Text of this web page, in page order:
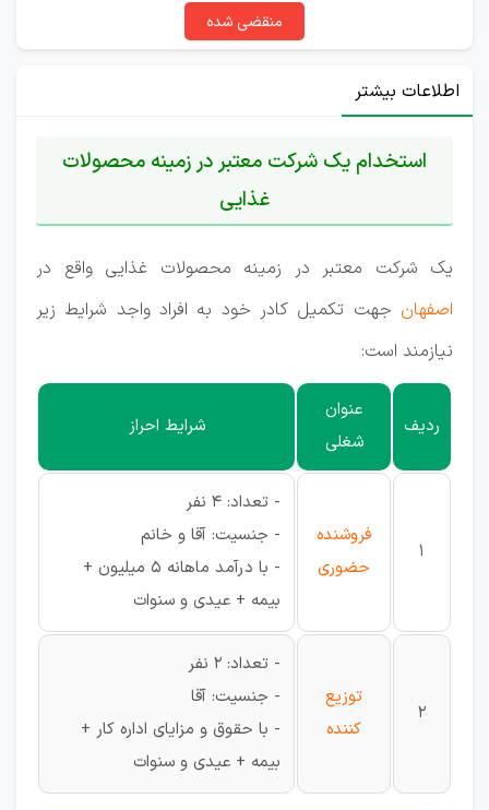
منقضی شده
اطلاعات بیشتر
استخدام یک شرکت معتبر در زمینه محصولات
غذایی
یک شرکت معتبر در زمینه محصولات غذایی واقع در
اصفهان جهت تکمیل کادر خود به افراد واجد شرایط زیر
نیازمند است:
ردیف
عنوان
شغلی
شرایط احراز
1
فروشنده
حضوری
- تعداد: 4 نفر
- جنسیت: آقا و خانم
- با درآمد ماهانه 5 میلیون +
بیمه + عیدی و سنوات
2
توزیع
کننده
- تعداد: 2 نفر
- جنسیت: آقا
- با حقوق و مزایای اداره کار +
بیمه + عیدی و سنوات